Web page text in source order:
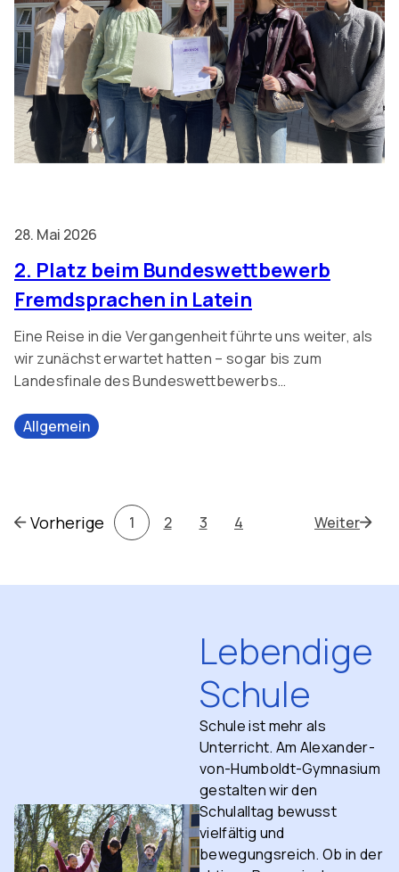
28. Mai 2026
2. Platz beim Bundeswettbewerb
Fremdsprachen in Latein
Eine Reise in die Vergangenheit führte uns weiter, als
wir zunächst erwartet hatten – sogar bis zum
Landesfinale des Bundeswettbewerbs
die Schülerinnen des Lateinkurses der 8a, am
einem […]
Allgemein
Vorherige 1 2 3 4 Weiter
Lebendige
Schule
Schule ist mehr als
Unterricht. Am Alexander-
von-Humboldt-Gymnasium
gestalten wir den
Schulalltag bewusst
vielfältig und
bewegungsreich. Ob in der